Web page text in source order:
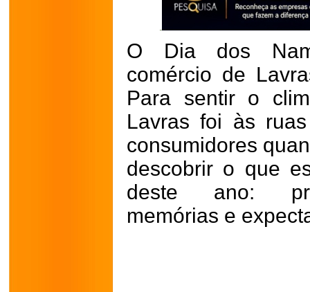
O Dia dos
comércio de
Para sentir o
Lavras foi às
consumidores
descobrir o que
deste ano:
memórias e